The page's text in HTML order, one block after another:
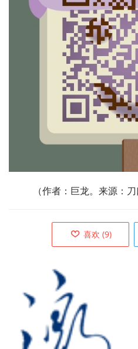
（作者：巨龙。来源：
喜欢 (9)